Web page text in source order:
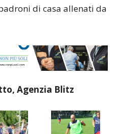
di casa allenati da
Agenzia Blitz